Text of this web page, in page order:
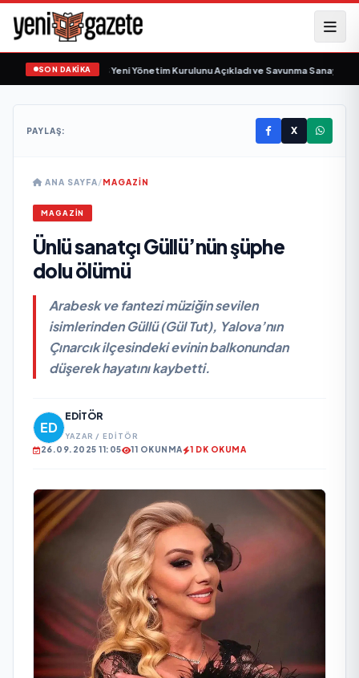
SON DAKİKA
Savunma Sanayi AŞ Yeni Yönetim Kurulunu Açıkladı ve Savunma Sanayinde
PAYLAŞ: X
ANA SAYFA/MAGAZIN
MAGAZIN
Ünlü sanatçı Güllü’nün şüphe
dolu ölümü
Arabesk ve fantezi müziğin sevilen
isimlerinden Güllü (Gül Tut), Yalova’nın
Çınarcık ilçesindeki evinin balkonundan
düşerek hayatını kaybetti.
EDITÖR
YAZAR / EDITÖR
26.09.2025 11:05 11 OKUNMA 1 DK OKUMA